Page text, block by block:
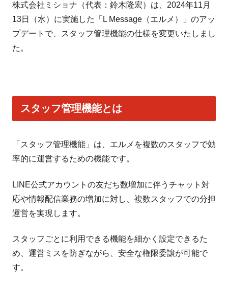
株式会社ミショナ（代表：鈴木隆宏）は、2024年11月
13日（水）に実施した「L Message（エルメ）」のアッ
プデートで、スタッフ管理機能の仕様を変更いたしまし
た。
スタッフ管理機能とは
「スタッフ管理機能」は、エルメを複数のスタッフで効
率的に運営するための機能です。
LINE公式アカウントの友だち数増加に伴うチャット対
応や情報配信業務の増加に対し、複数スタッフでの分担
運営を実現します。
スタッフごとに利用できる機能を細かく設定できるた
め、運営ミスを防ぎながら、安全な権限委譲が可能で
す。